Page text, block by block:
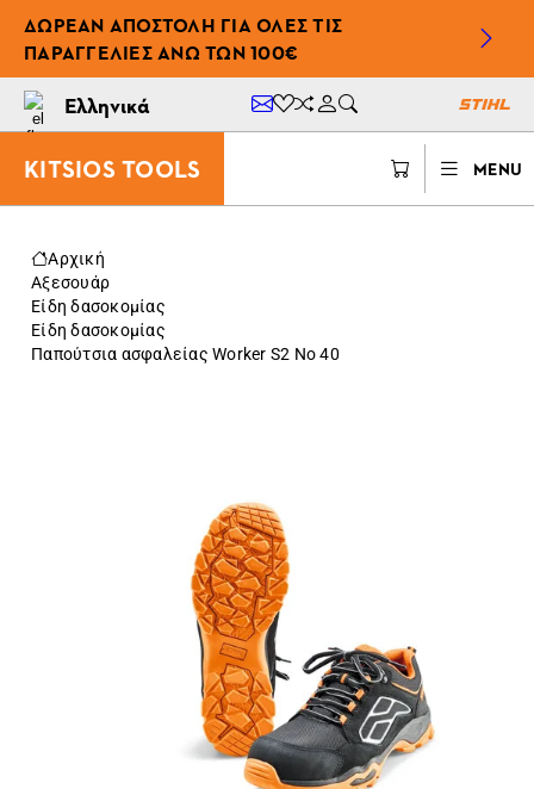
ΔΩΡΕΆΝ ΑΠΟΣΤΟΛΉ ΓΙΑ ΌΛΕΣ ΤΙΣ
ΠΑΡΑΓΓΕΛΊΕΣ ΆΝΩ ΤΩΝ 100€
Ελληνικά
KITSIOS TOOLS MENU
Αρχική
Αξεσουάρ
Είδη δασοκομίας
Είδη δασοκομίας
Παπούτσια ασφαλείας Worker S2 Νο 40